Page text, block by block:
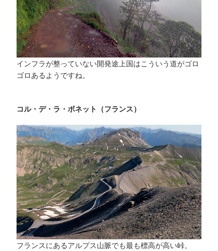
インフラが整っていない開発途上国はこういう道がゴロ
ゴロあるようですね。
コル・デ・ラ・ボネット（フランス）
フランスにあるアルプス山脈でも最も標高が高い峠。